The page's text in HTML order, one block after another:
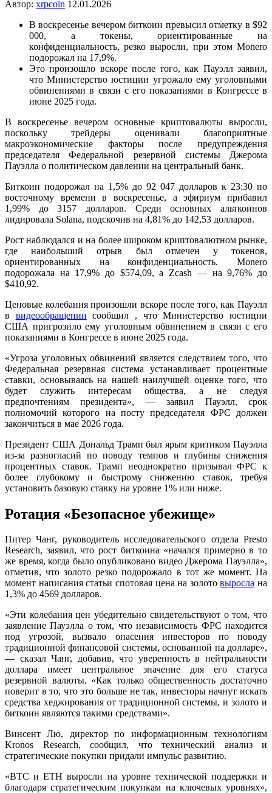
Автор: xrpcoin 12.01.2026
В воскресенье вечером биткоин превысил отметку в $92
000, а токены, ориентированные на
конфиденциальность, резко выросли, при этом Monero
подорожал на 17,9%.
Это произошло вскоре после того, как Пауэлл заявил,
что Министерство юстиции угрожало ему уголовными
обвинениями в связи с его показаниями в Конгрессе в
июне 2025 года.
В воскресенье вечером основные криптовалюты выросли,
поскольку трейдеры оценивали благоприятные
макроэкономические факторы после предупреждения
председателя Федеральной резервной системы Джерома
Пауэлла о политическом давлении на центральный банк.
Биткоин подорожал на 1,5% до 92 047 долларов к 23:30 по
восточному времени в воскресенье, а эфириум прибавил
1,99% до 3157 долларов. Среди основных альткоинов
лидировала Solana, подскочив на 4,81% до 142,53 долларов.
Рост наблюдался и на более широком криптовалютном рынке,
где наибольший отрыв был отмечен у токенов,
ориентированных на конфиденциальность. Monero
подорожала на 17,9% до $574,09, а Zcash — на 9,76% до
$410,92.
Ценовые колебания произошли вскоре после того, как Пауэлл
в видеообращении сообщил , что Министерство юстиции
США пригрозило ему уголовным обвинением в связи с его
показаниями в Конгрессе в июне 2025 года.
«Угроза уголовных обвинений является следствием того, что
Федеральная резервная система устанавливает процентные
ставки, основываясь на нашей наилучшей оценке того, что
будет служить интересам общества, а не следуя
предпочтениям президента», — заявил Пауэлл, срок
полномочий которого на посту председателя ФРС должен
закончиться в мае 2026 года.
Президент США Дональд Трамп был ярым критиком Пауэлла
из-за разногласий по поводу темпов и глубины снижения
процентных ставок. Трамп неоднократно призывал ФРС к
более глубокому и быстрому снижению ставок, требуя
установить базовую ставку на уровне 1% или ниже.
Ротация «Безопасное убежище»
Питер Чанг, руководитель исследовательского отдела Presto
Research, заявил, что рост биткоина «начался примерно в то
же время, когда было опубликовано видео Джерома Пауэлла»,
отметив, что золото резко подорожало в тот же момент. На
момент написания статьи спотовая цена на золотовыросла на
1,3% до 4569 долларов.
«Эти колебания цен убедительно свидетельствуют о том, что
заявление Пауэлла о том, что независимость ФРС находится
под угрозой, вызвало опасения инвесторов по поводу
традиционной финансовой системы, основанной на долларе»,
— сказал Чанг, добавив, что уверенность в нейтральности
доллара имеет центральное значение для его статуса
резервной валюты. «Как только общественность достаточно
поверит в то, что это больше не так, инвесторы начнут искать
средства хеджирования от традиционной системы, и золото и
биткоин являются такими средствами».
Винсент Лю, директор по информационным технологиям
Kronos Research, сообщил, что технический анализ и
стратегические покупки придали импульс развитию.
«BTC и ETH выросли на уровне технической поддержки и
благодаря стратегическим покупкам на ключевых уровнях»,